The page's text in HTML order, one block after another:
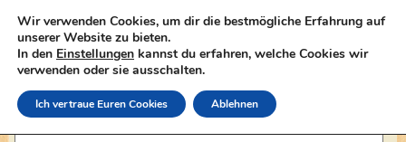
lasagne-rezepte.net
Wir verwenden Cookies, um dir die bestmögliche Erfahrung auf
unserer Website zu bieten.
In den Einstellungen kannst du erfahren, welche Cookies wir
verwenden oder sie ausschalten.
Ich vertraue Euren Cookies Ablehnen